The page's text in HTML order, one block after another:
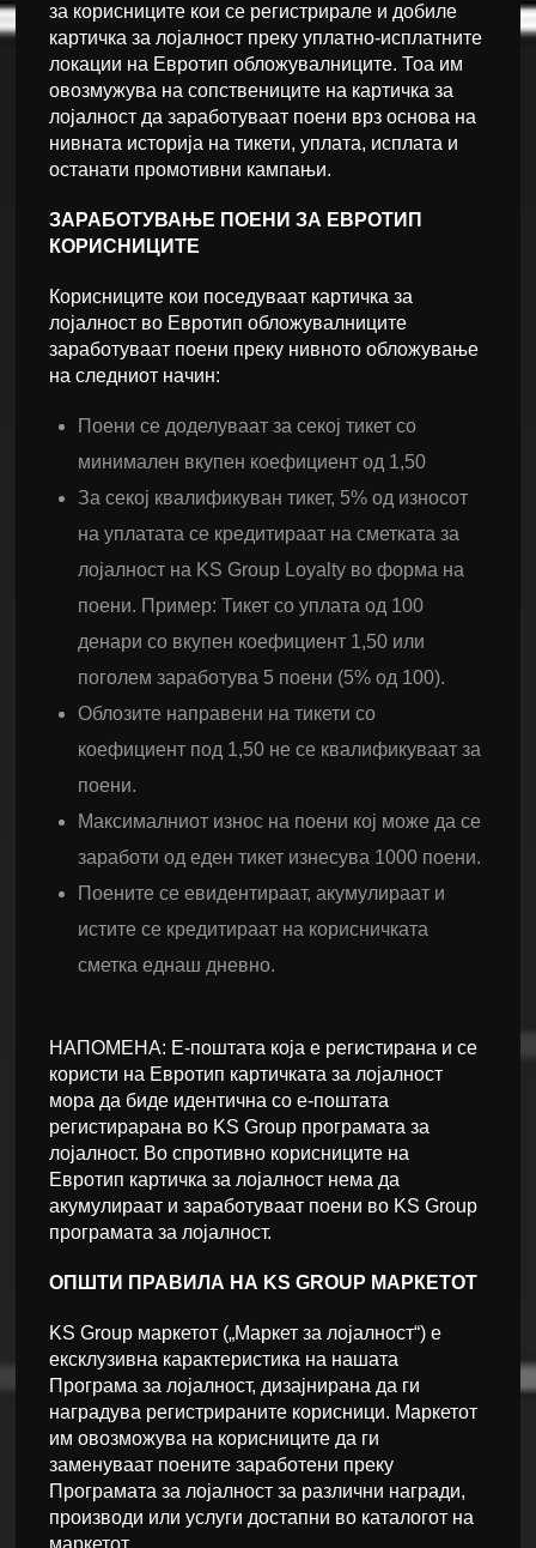
за корисниците кои се регистрирале и добиле
картичка за лојалност преку уплатно-исплатните
локации на Евротип обложувалниците. Тоа им
овозмужува на сопствениците на картичка за
лојалност да заработуваат поени врз основа на
нивната историја на тикети, уплата, исплата и
останати промотивни кампањи.
ЗАРАБОТУВАЊЕ ПОЕНИ ЗА ЕВРОТИП
КОРИСНИЦИТЕ
Корисниците кои поседуваат картичка за
лојалност во Евротип обложувалниците
заработуваат поени преку нивното обложување
на следниот начин:
Поени се доделуваат за секој тикет со
минимален вкупен коефициент од 1,50
За секој квалификуван тикет, 5% од износот
на уплатата се кредитираат на сметката за
лојалност на KS Group Loyalty во форма на
поени. Пример: Тикет со уплата од 100
денари со вкупен коефициент 1,50 или
поголем заработува 5 поени (5% од 100).
Облозите направени на тикети со
коефициент под 1,50 не се квалификуваат за
поени.
Максималниот износ на поени кој може да се
заработи од еден тикет изнесува 1000 поени.
Поените се евидентираат, акумулираат и
истите се кредитираат на корисничката
сметка еднаш дневно.
НАПОМЕНА: Е-поштата која е регистирана и се
користи на Евротип картичката за лојалност
мора да биде идентична со е-поштата
регистирарана во KS Group програмата за
лојалност. Во спротивно корисниците на
Евротип картичка за лојалност нема да
акумулираат и заработуваат поени во KS Group
програмата за лојалност.
ОПШТИ ПРАВИЛА НА KS GROUP МАРКЕТОТ
KS Group маркетот („Маркет за лојалност“) е
ексклузивна карактеристика на нашата
Програма за лојалност, дизајнирана да ги
наградува регистрираните корисници. Маркетот
им овозможува на корисниците да ги
заменуваат поените заработени преку
Програмата за лојалност за различни награди,
производи или услуги достапни во каталогот на
маркетот.